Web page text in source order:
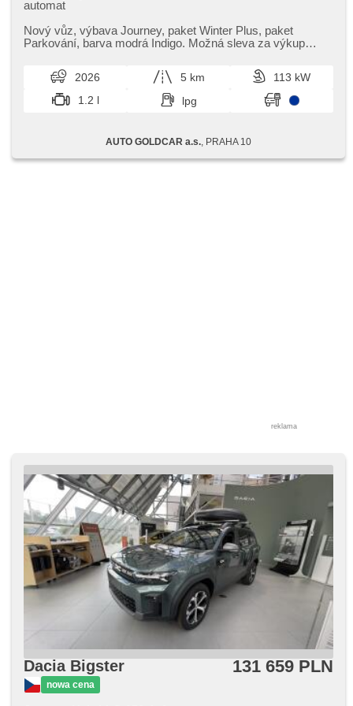
automat
Nový vůz,​ výbava Journey,​ paket Winter Plus,​ paket
Parkování,​ barva modrá Indigo. Možná sleva za výkup
2026 5 km
113 kW
1.2 l
lpg
AUTO GOLDCAR a.s. , PRAHA 10
reklama
Dacia Bigster
nowa cena
131 659 PLN